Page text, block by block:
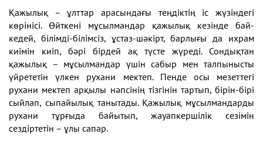
Қажылық – ұлттар арасындағы теңдіктің іс жүзіндегі
көрінісі. Өйткені мұсылмандар қажылық кезінде бай-
кедей, білімді-білімсіз, ұстаз-шәкірт, барлығы да ихрам
киімін киіп, бәрі бірдей ақ түсте жүреді. Сондықтан
қажылық – мұсылмандар үшін сабыр мен талпынысты
үйрететін үлкен рухани мектеп. Пенде осы мезеттегі
рухани мектеп арқылы нәпсінің тізгінін тартып, бірін-бірі
сыйлап, сыпайылық танытады. Қажылық мұсылмандарды
рухани тұрғыда байытып, жауапкершілік сезімін
сездіртетін – ұлы сапар.